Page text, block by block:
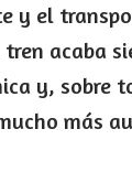
y el
tren acaba
y, sobre
más